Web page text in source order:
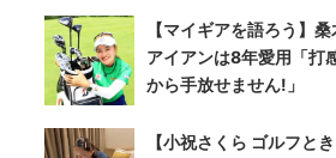
【マイギアを語ろう】
アイアンは8年愛用「打
から手放せません!」
【小祝さくら ゴルフと